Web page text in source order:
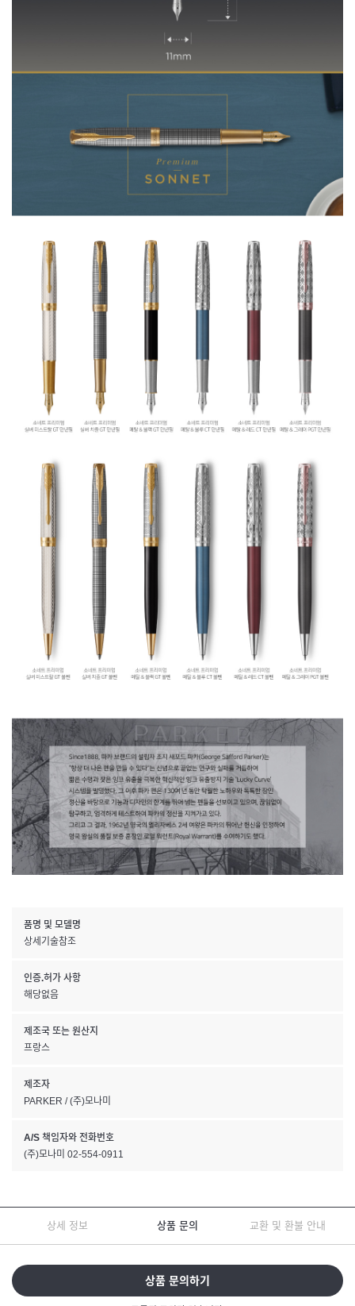
품명 및 모델명
상세기술참조
인증.허가 사항
해당없음
제조국 또는 원산지
프랑스
제조자
PARKER / (주)모나미
A/S 책임자와 전화번호
(주)모나미 02-554-0911
상세 정보 상품 문의 교환 및 환불 안내
상품 문의하기